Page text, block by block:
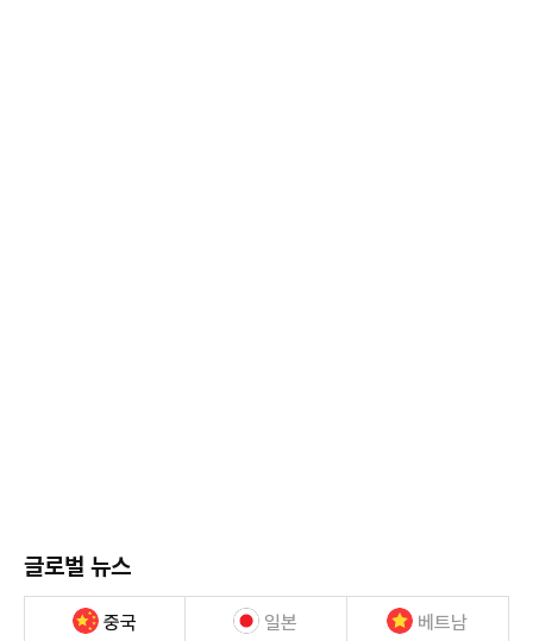
글로벌 뉴스
중국 일본 베트남